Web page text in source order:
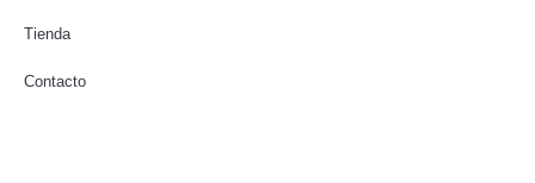
Tienda
Contacto